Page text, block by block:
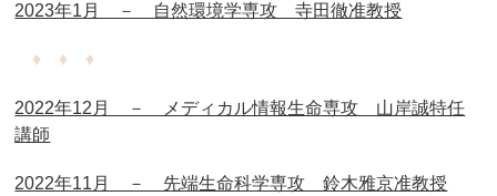
2023年1月 － 自然環境学専攻 寺田徹准教授
♦ ♦ ♦
2022年12月 － メディカル情報生命専攻 山岸誠特任
講師
2022年11月 － 先端生命科学専攻 鈴木雅京准教授